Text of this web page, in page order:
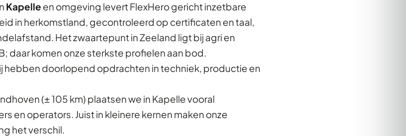
Kapelle en omgeving levert FlexHero gericht inzetbare
in herkomstland, gecontroleerd op certificaten en taal,
Het zwaartepunt in Zeeland ligt bij agri en
daar komen onze sterkste profielen aan bod.
hebben doorlopend opdrachten in techniek, productie en
(± 105 km) plaatsen we in Kapelle vooral
en operators. Juist in kleinere kernen maken onze
het verschil.